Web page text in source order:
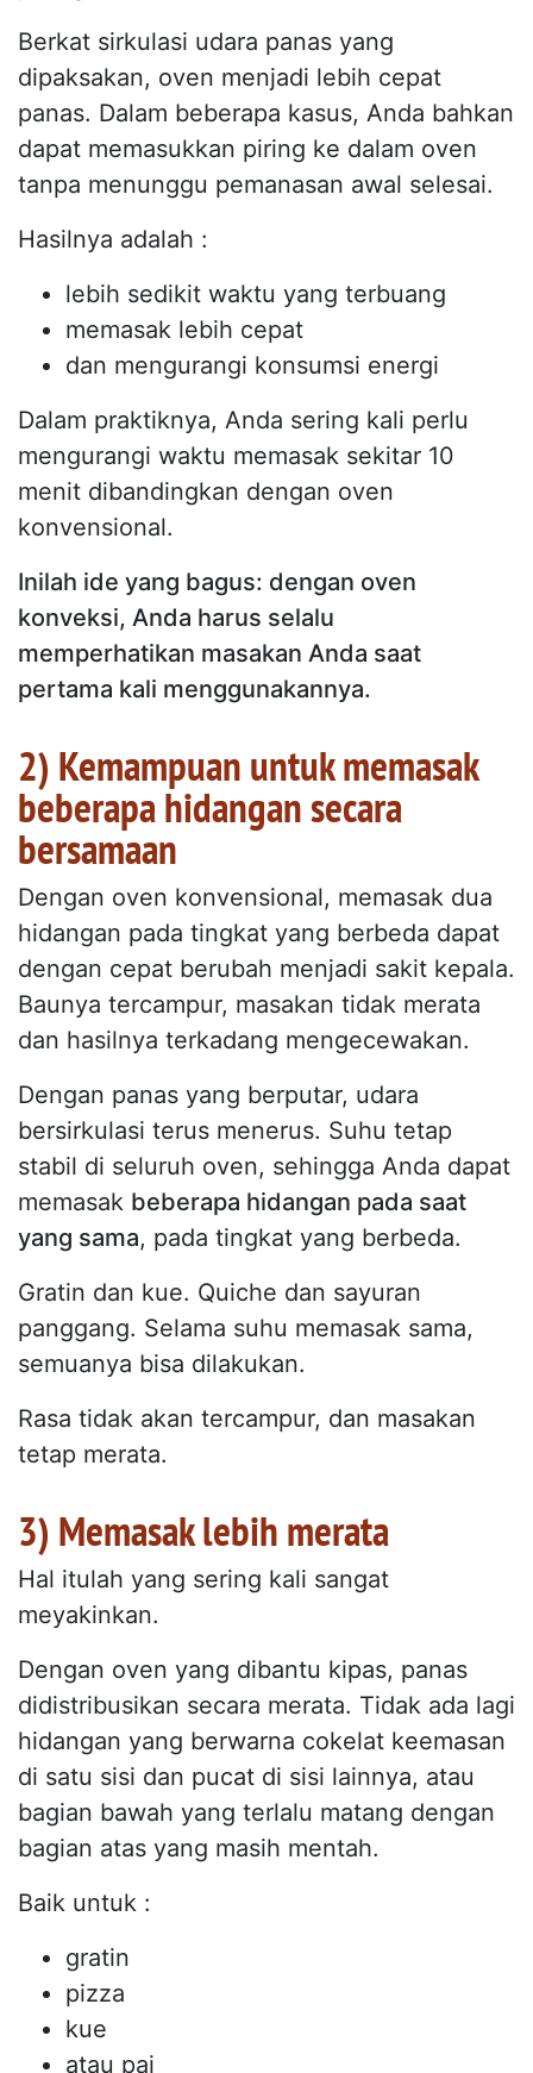
Berkat sirkulasi udara panas yang
dipaksakan, oven menjadi lebih cepat
panas. Dalam beberapa kasus, Anda bahkan
dapat memasukkan piring ke dalam oven
tanpa menunggu pemanasan awal selesai.
Hasilnya adalah :
lebih sedikit waktu yang terbuang
memasak lebih cepat
dan mengurangi konsumsi energi
Dalam praktiknya, Anda sering kali perlu
mengurangi waktu memasak sekitar 10
menit dibandingkan dengan oven
konvensional.
Inilah ide yang bagus: dengan oven
konveksi, Anda harus selalu
memperhatikan masakan Anda saat
pertama kali menggunakannya.
2) Kemampuan untuk memasak
beberapa hidangan secara
bersamaan
Dengan oven konvensional, memasak dua
hidangan pada tingkat yang berbeda dapat
dengan cepat berubah menjadi sakit kepala.
Baunya tercampur, masakan tidak merata
dan hasilnya terkadang mengecewakan.
Dengan panas yang berputar, udara
bersirkulasi terus menerus. Suhu tetap
stabil di seluruh oven, sehingga Anda dapat
memasak beberapa hidangan pada saat
yang sama, pada tingkat yang berbeda.
Gratin dan kue. Quiche dan sayuran
panggang. Selama suhu memasak sama,
semuanya bisa dilakukan.
Rasa tidak akan tercampur, dan masakan
tetap merata.
3) Memasak lebih merata
Hal itulah yang sering kali sangat
meyakinkan.
Dengan oven yang dibantu kipas, panas
didistribusikan secara merata. Tidak ada lagi
hidangan yang berwarna cokelat keemasan
di satu sisi dan pucat di sisi lainnya, atau
bagian bawah yang terlalu matang dengan
bagian atas yang masih mentah.
Baik untuk :
gratin
pizza
kue
atau pai